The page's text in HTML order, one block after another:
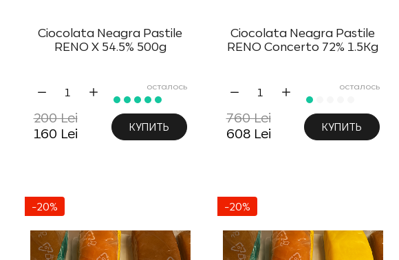
Ciocolata Neagra Pastile
RENO X 54.5% 500g
осталось
200 Lei
160 Lei
КУПИТЬ
Ciocolata Neagra Pastile
RENO Concerto 72% 1.5Kg
осталось
760 Lei
608 Lei
КУПИТЬ
-20% -20%